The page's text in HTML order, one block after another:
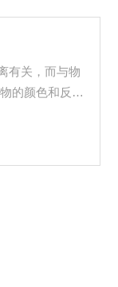
有关，而与物
的颜色和反光